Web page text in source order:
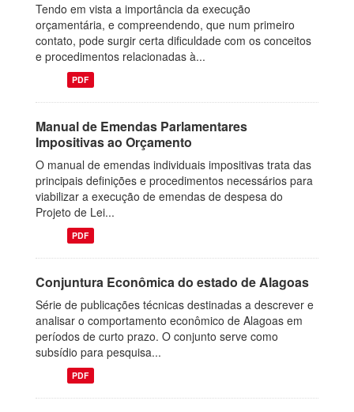
Tendo em vista a importância da execução
orçamentária, e compreendendo, que num primeiro
contato, pode surgir certa dificuldade com os conceitos
e procedimentos relacionadas à...
PDF
Manual de Emendas Parlamentares
Impositivas ao Orçamento
O manual de emendas individuais impositivas trata das
principais definições e procedimentos necessários para
viabilizar a execução de emendas de despesa do
Projeto de Lei...
PDF
Conjuntura Econômica do estado de Alagoas
Série de publicações técnicas destinadas a descrever e
analisar o comportamento econômico de Alagoas em
períodos de curto prazo. O conjunto serve como
subsídio para pesquisa...
PDF